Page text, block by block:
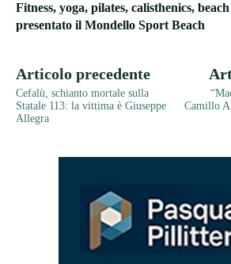
Fitness, yoga, pilates, calisthenics,
presentato il Mondello Sport Beach
Articolo precedente
Cefalù, schianto mortale sulla
Statale 113: la vittima è Giuseppe
Allegra
Camillo